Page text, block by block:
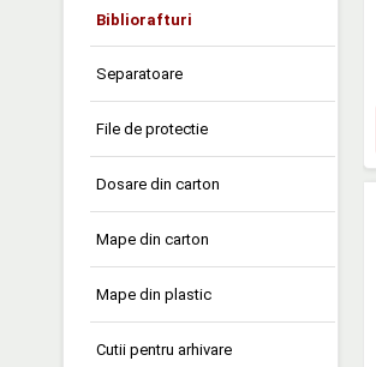
Bibliorafturi
Separatoare
File de protectie
Dosare din carton
Mape din carton
Mape din plastic
Cutii pentru arhivare